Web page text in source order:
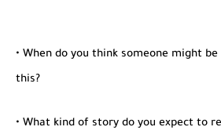
• When do you think someone might
this?
• What kind of story do you expect to